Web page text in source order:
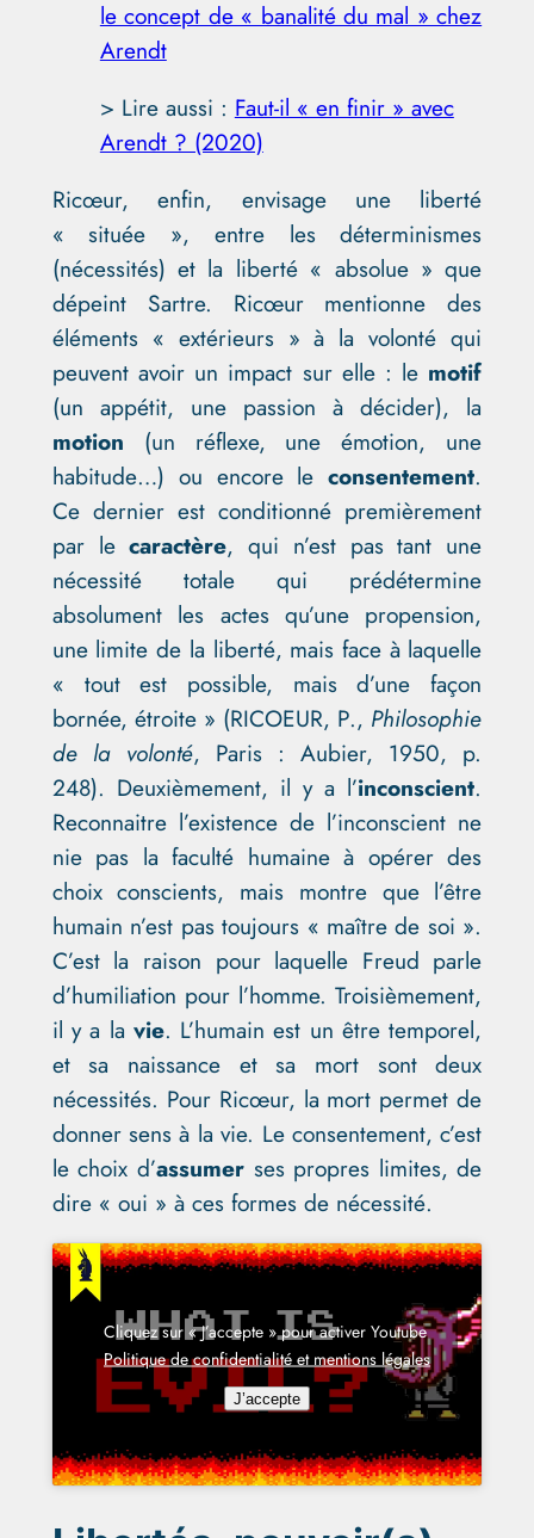
le concept de « banalité du mal » chez
Arendt
> Lire aussi : Faut-il « en finir » avec
Arendt ? (2020)
Ricœur, enfin, envisage une liberté
« située », entre les déterminismes
(nécessités) et la liberté « absolue » que
dépeint Sartre. Ricœur mentionne des
éléments « extérieurs » à la volonté qui
peuvent avoir un impact sur elle : le motif
(un appétit, une passion à décider), la
motion (un réflexe, une émotion, une
habitude…) ou encore leconsentement.
Ce dernier est conditionné premièrement
par lecaractère, qui n’est pas tant une
nécessité totale qui prédétermine
absolument les actes qu’une propension,
une limite de la liberté, mais face à laquelle
« tout est possible, mais d’une façon
bornée, étroite » (RICOEUR, P., Philosophie
de la volonté, Paris : Aubier, 1950, p.
248). Deuxièmement, il y a l’inconscient.
Reconnaitre l’existence de l’inconscient ne
nie pas la faculté humaine à opérer des
choix conscients, mais montre que l’être
humain n’est pas toujours « maître de soi ».
C’est la raison pour laquelle Freud parle
d’humiliation pour l’homme. Troisièmement,
il y a la vie. L’humain est un être temporel,
et sa naissance et sa mort sont deux
nécessités. Pour Ricœur, la mort permet de
donner sens à la vie. Le consentement, c’est
le choix d’assumerses propres limites, de
dire « oui » à ces formes de nécessité.
Cliquez sur « J’accepte » pour activer Youtube
Politique de confidentialité et mentions légales
J’accepte